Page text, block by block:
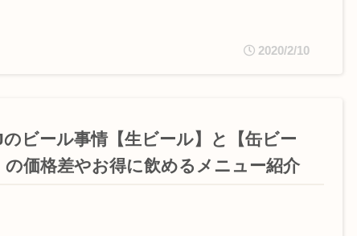
2020/2/10
ビール事情【生ビール】と【缶ビー
の価格差やお得に飲めるメニュー紹介